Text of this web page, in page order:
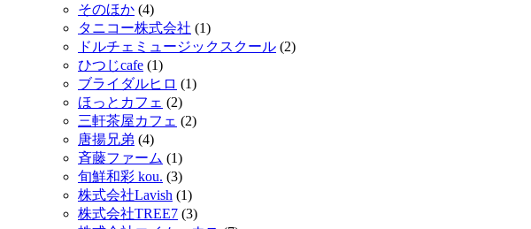
そのほか (4)
タニコー株式会社 (1)
ドルチェミュージックスクール (2)
ひつじcafe (1)
ブライダルヒロ (1)
ほっとカフェ (2)
三軒茶屋カフェ (2)
唐揚兄弟 (4)
斉藤ファーム (1)
旬鮮和彩 kou. (3)
株式会社Lavish (1)
株式会社TREE7 (3)